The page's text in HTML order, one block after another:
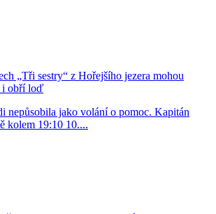
„Tři sestry“ z Hořejšího jezera mohou
i obří loď
nepůsobila jako volání o pomoc. Kapitán
kolem 19:10 10....